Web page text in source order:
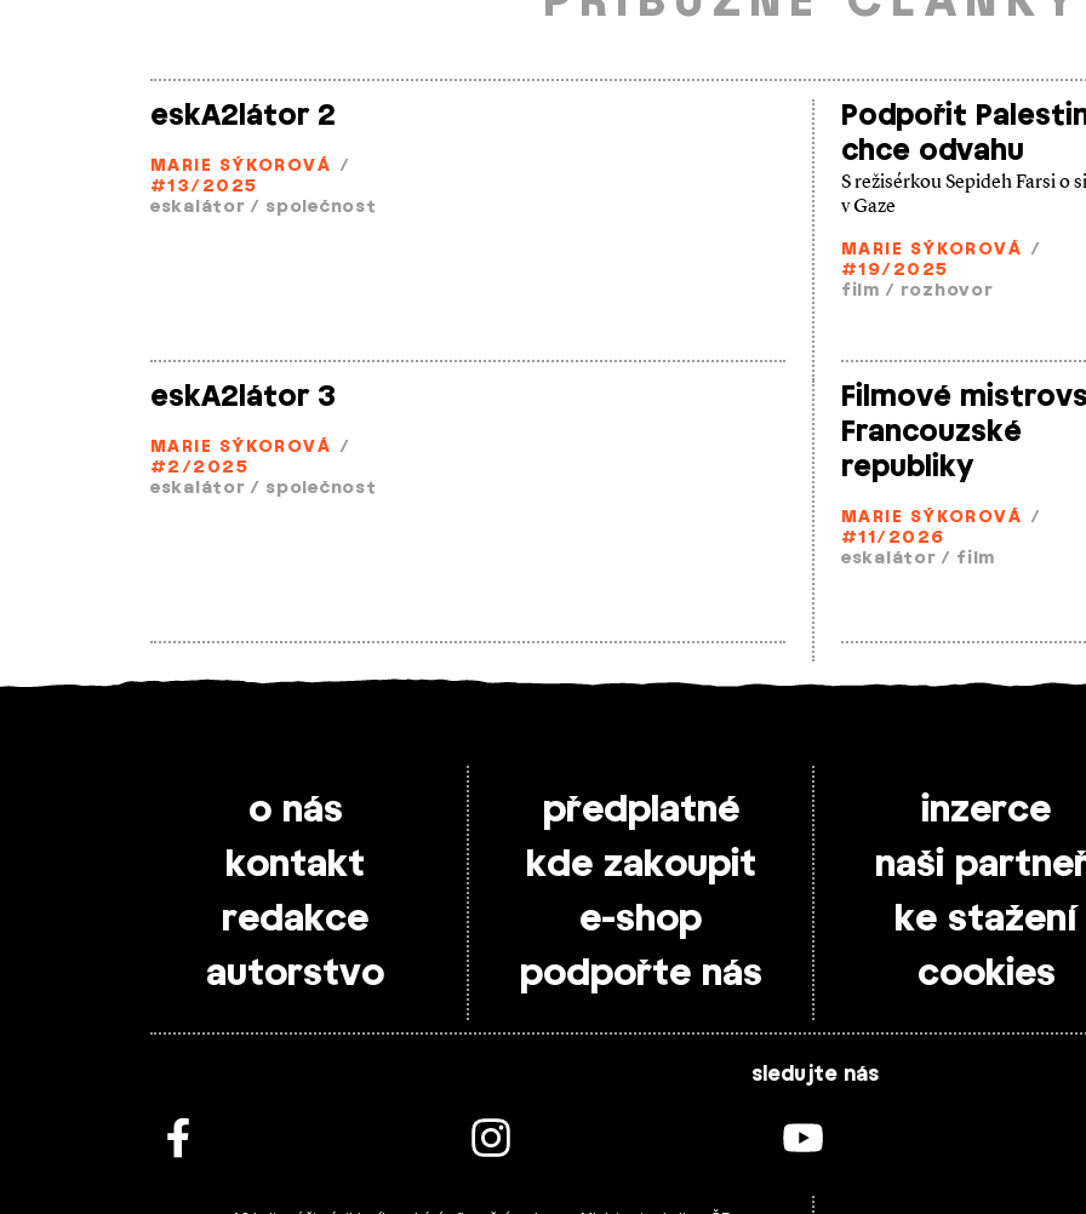
eskA2látor 2
MARIE SÝKOROVÁ /
#13/2025
eskalátor / společnost
Podpořit
chce odvahu
S režisérkou Sepideh Farsi o
v Gaze
MARIE SÝKOROVÁ /
#19/2025
film / rozhovor
eskA2látor 3
MARIE SÝKOROVÁ /
#2/2025
eskalátor / společnost
Filmové
Francouzské
republiky
MARIE SÝKOROVÁ /
#11/2026
eskalátor / film
o nás
kontakt
redakce
autorstvo
předplatné
kde zakoupit
e-shop
podpořte nás
inzerce
naši
ke stažení
cookies
sledujte nás